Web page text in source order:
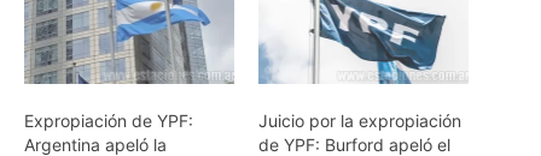
Expropiación de YPF:
Argentina apeló la
Juicio por la expropiación
de YPF: Burford apeló el